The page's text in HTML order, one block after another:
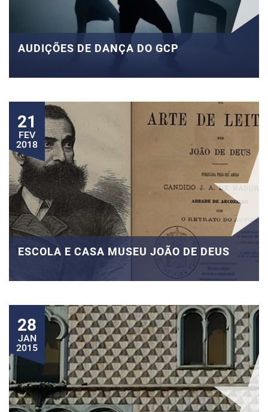
AUDIÇÕES DE DANÇA DO GCP
21
FEV
2018
ESCOLA E CASA MUSEU JOÃO DE DEUS
28
JAN
2015